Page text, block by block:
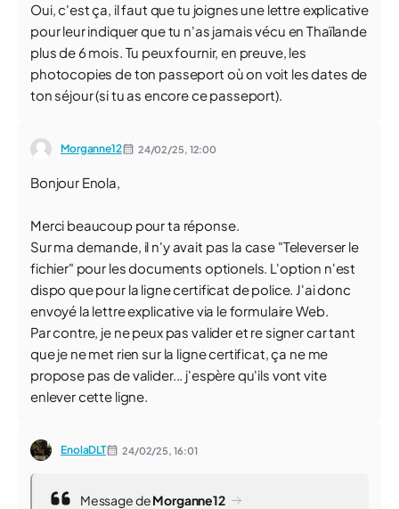
Oui, c'est ça, il faut que tu joignes une lettre explicative
pour leur indiquer que tu n'as jamais vécu en Thaïlande
plus de 6 mois. Tu peux fournir, en preuve, les
photocopies de ton passeport où on voit les dates de
ton séjour (si tu as encore ce passeport).
Morganne12 24/02/25, 12:00
Bonjour Enola,
Merci beaucoup pour ta réponse.
Sur ma demande, il n'y avait pas la case "Televerser le
fichier" pour les documents optionels. L'option n'est
dispo que pour la ligne certificat de police. J'ai donc
envoyé la lettre explicative via le formulaire Web.
Par contre, je ne peux pas valider et re signer car tant
que je ne met rien sur la ligne certificat, ça ne me
propose pas de valider... j'espère qu'ils vont vite
enlever cette ligne.
EnolaDLT 24/02/25, 16:01
Message deMorganne12